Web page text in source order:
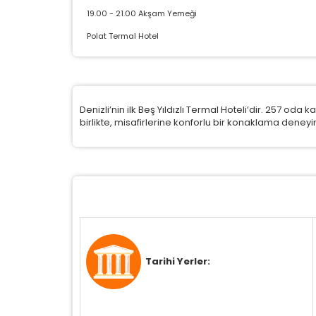
19.00 - 21.00 Akşam Yemeği
Polat Termal Hotel
Denizli’nin ilk Beş Yıldızlı Termal Hoteli’dir. 257
birlikte, misafirlerine konforlu bir konaklama
Tarihi Yerler: